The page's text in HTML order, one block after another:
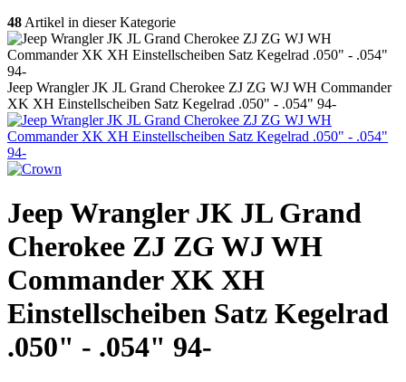
48 Artikel in dieser Kategorie
Jeep Wrangler JK JL Grand Cherokee ZJ ZG WJ WH Commander
XK XH Einstellscheiben Satz Kegelrad .050" - .054" 94-
Jeep Wrangler JK JL Grand
Cherokee ZJ ZG WJ WH
Commander XK XH
Einstellscheiben Satz Kegelrad
.050" - .054" 94-